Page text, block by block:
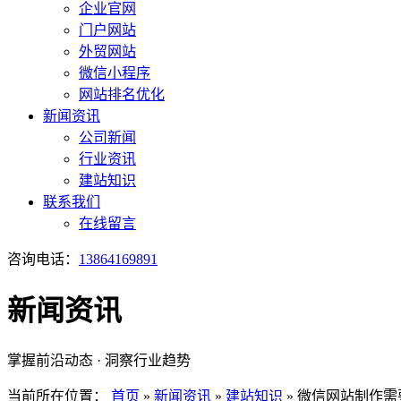
企业官网
门户网站
外贸网站
微信小程序
网站排名优化
新闻资讯
公司新闻
行业资讯
建站知识
联系我们
在线留言
咨询电话： 13864169891
新闻资讯
掌握前沿动态 · 洞察行业趋势
当前所在位置： 首页 » 新闻资讯 » 建站知识 » 微信网站制作